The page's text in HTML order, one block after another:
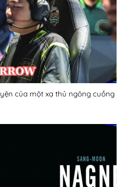
của một xạ thủ ngông cuồng